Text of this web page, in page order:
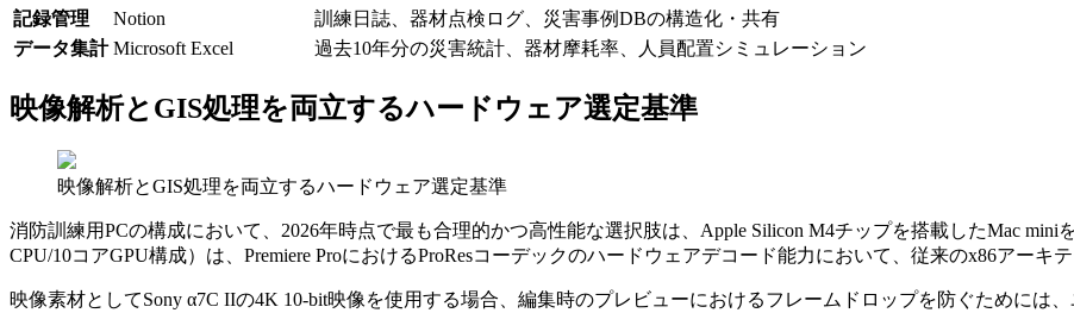
記録管理
Notion
訓練日誌、器材点検ログ、災害事例DBの構造化・共有
データ集計 Microsoft Excel 過去10年分の災害統計、器材摩耗率、人員配置シミュレーション
映像解析とGIS処理を両立するハードウェア選定基準
映像解析とGIS処理を両立するハードウェア選定基準
消防訓練用PCの構成において、2026年時点で最も合理的かつ高性能な選択肢は、Apple Silicon M4チップを搭載したMac
CPU/10コアGPU構成）は、Premiere ProにおけるProResコーデックのハードウェアデコード能力において、従来のx86アーキ
映像素材としてSony α7C IIの4K 10-bit映像を使用する場合、編集時のプレビューにおけるフレームドロップを防ぐためには